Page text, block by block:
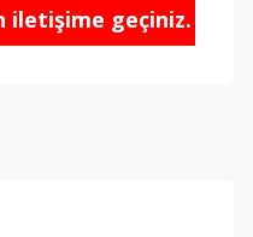
iletişime geçiniz.